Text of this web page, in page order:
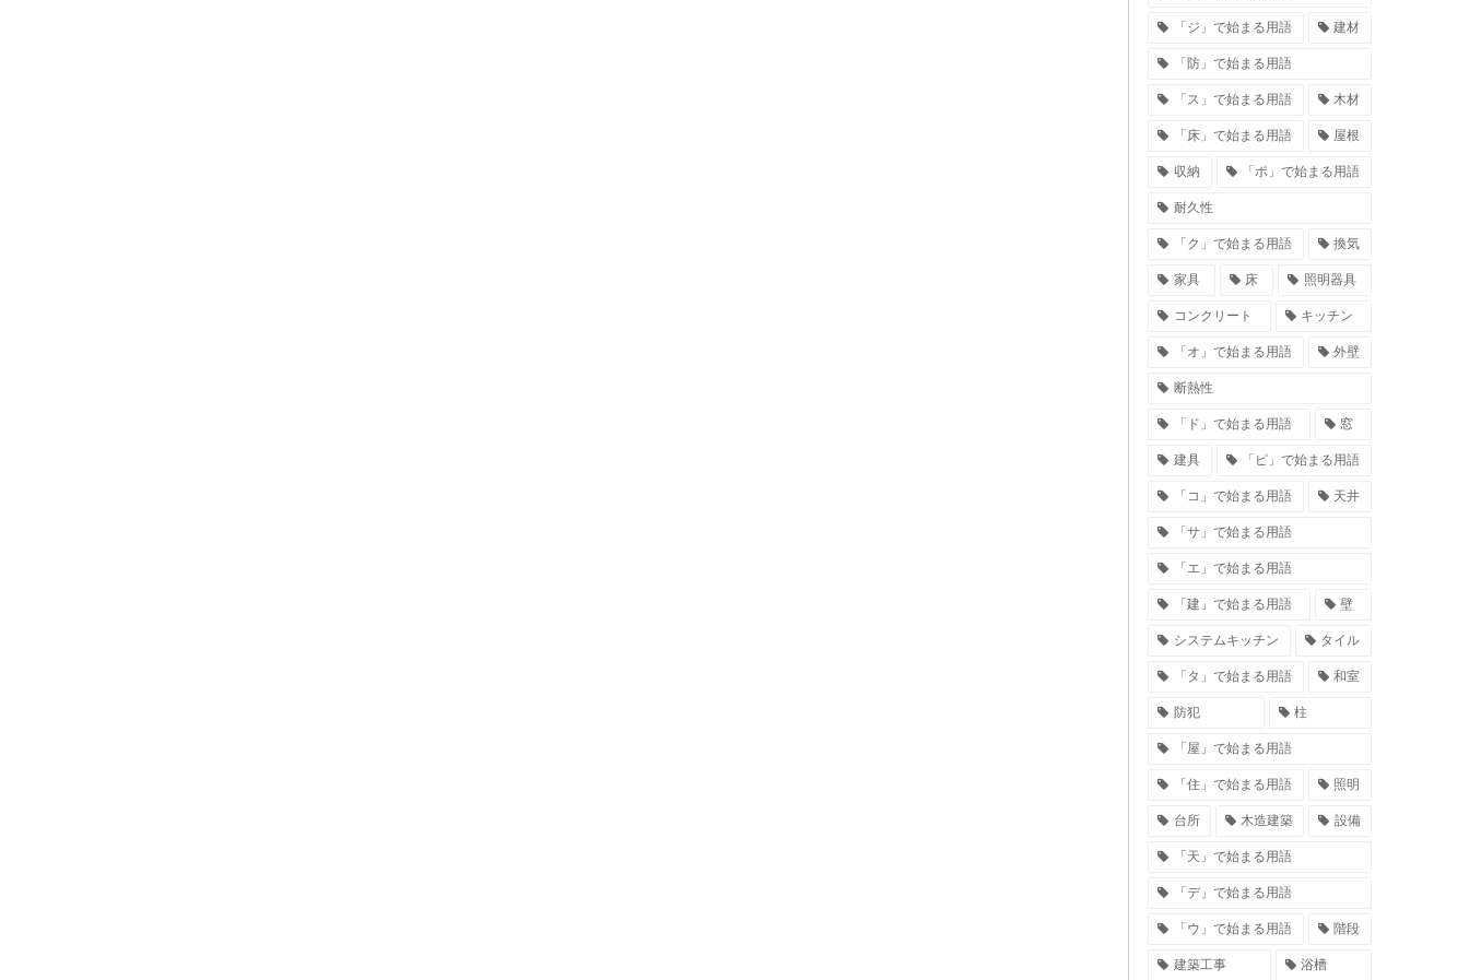
「ジ」で始まる用語 建材
「防」で始まる用語
「ス」で始まる用語 木材
「床」で始まる用語 屋根
収納 「ポ」で始まる用語
耐久性
「ク」で始まる用語 換気
家具 床 照明器具
コンクリート キッチン
「オ」で始まる用語 外壁
断熱性
「ド」で始まる用語 窓
建具 「ピ」で始まる用語
「コ」で始まる用語 天井
「サ」で始まる用語
「エ」で始まる用語
「建」で始まる用語 壁
システムキッチン タイル
「タ」で始まる用語 和室
防犯 柱
「屋」で始まる用語
「住」で始まる用語 照明
台所 木造建築 設備
「天」で始まる用語
「デ」で始まる用語
「ウ」で始まる用語 階段
建築工事 浴槽